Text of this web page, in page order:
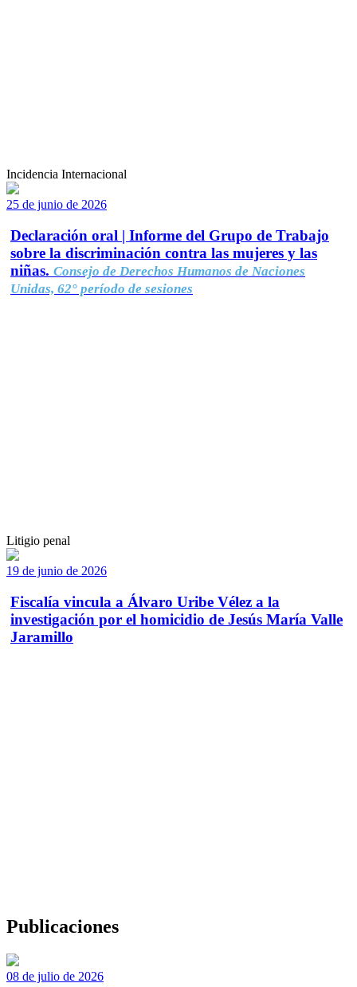
Incidencia Internacional
25 de junio de 2026
Declaración oral | Informe del Grupo de Trabajo
sobre la discriminación contra las mujeres y las
niñas. Consejo de Derechos Humanos de Naciones
Unidas, 62° período de sesiones
Litigio penal
19 de junio de 2026
Fiscalía vincula a Álvaro Uribe Vélez a la
investigación por el homicidio de Jesús María Valle
Jaramillo
Publicaciones
08 de julio de 2026